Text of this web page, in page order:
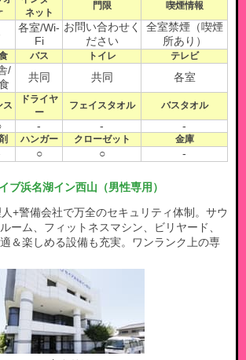
ネット
門限 喫煙情報
各室/Wi-
Fi
お問い合わせく
ださい
全室禁煙（喫煙
所あり）
バス トイレ テレビ
/
共同 共同 各室
ス
ドライヤ
ー
フェイスタオル バスタオル
- - -
ハンガー クローゼット 金庫
○ ○ -
ブ浜名湖イン西山（男性専用）
+警備会社で万全のセキュリティ体制。サウ
ーム、フィットネスマシン、ビリヤード、
＆楽しめる設備も充実。ワンランク上の専